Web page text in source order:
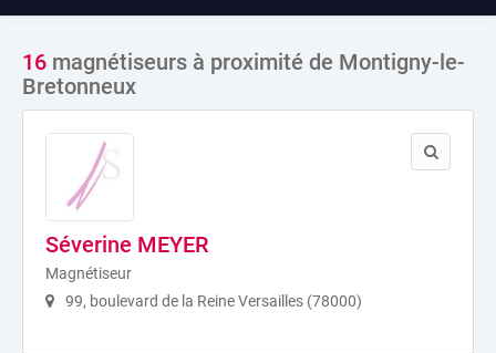
16 magnétiseurs à proximité de Montigny-le-
Bretonneux
Séverine MEYER
Magnétiseur
99, boulevard de la Reine Versailles (78000)